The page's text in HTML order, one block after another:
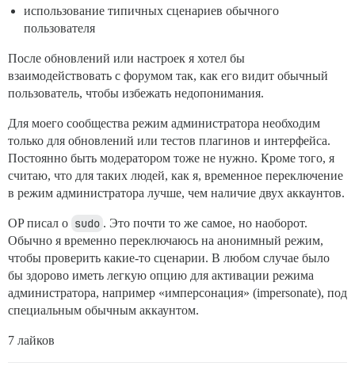
использование типичных сценариев обычного
пользователя
После обновлений или настроек я хотел бы
взаимодействовать с форумом так, как его видит обычный
пользователь, чтобы избежать недопонимания.
Для моего сообщества режим администратора необходим
только для обновлений или тестов плагинов и интерфейса.
Постоянно быть модератором тоже не нужно. Кроме того, я
считаю, что для таких людей, как я, временное переключение
в режим администратора лучше, чем наличие двух аккаунтов.
OP писал о sudo . Это почти то же самое, но наоборот.
Обычно я временно переключаюсь на анонимный режим,
чтобы проверить какие-то сценарии. В любом случае было
бы здорово иметь легкую опцию для активации режима
администратора, например «имперсонация» (impersonate), под
специальным обычным аккаунтом.
7 лайков